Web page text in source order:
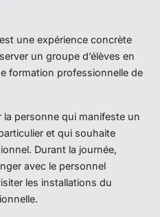
est une expérience concrète
un groupe d’élèves en
formation professionnelle de
personne qui manifeste un
et qui souhaite
Durant la journée,
avec le personnel
les installations du